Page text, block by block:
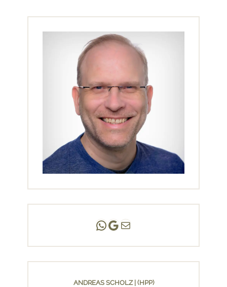
Andreas Scholz | (HPP)
Praxis Adlershof
E-Mail an mich ...
ANDREAS SCHOLZ | (HPP)